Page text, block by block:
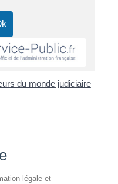
du monde judiciaire
légale et